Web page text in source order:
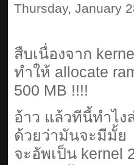
Thursday, January
สืบเนื่องจาก
ทำให้ allocate
500 MB !!!!
อ้าว แล้วทีนี้ทำไง
ด้วยว่ามันจะมีมั้ย
จะอัพเป็น kernel